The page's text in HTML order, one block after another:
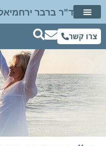
ד"ר ברבר
צרו קשר